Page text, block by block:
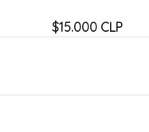
$15.000 CLP